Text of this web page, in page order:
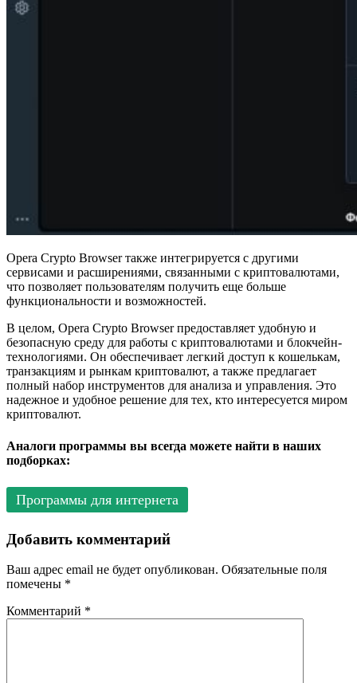
Opera Crypto Browser также интегрируется с другими
сервисами и расширениями, связанными с криптовалютами,
что позволяет пользователям получить еще больше
функциональности и возможностей.
В целом, Opera Crypto Browser предоставляет удобную и
безопасную среду для работы с криптовалютами и блокчейн-
технологиями. Он обеспечивает легкий доступ к кошелькам,
транзакциям и рынкам криптовалют, а также предлагает
полный набор инструментов для анализа и управления. Это
надежное и удобное решение для тех, кто интересуется миром
криптовалют.
Аналоги программы вы всегда можете найти в наших
подборках:
Программы для интернета
Добавить комментарий
Ваш адрес email не будет опубликован. Обязательные поля
помечены *
Комментарий *